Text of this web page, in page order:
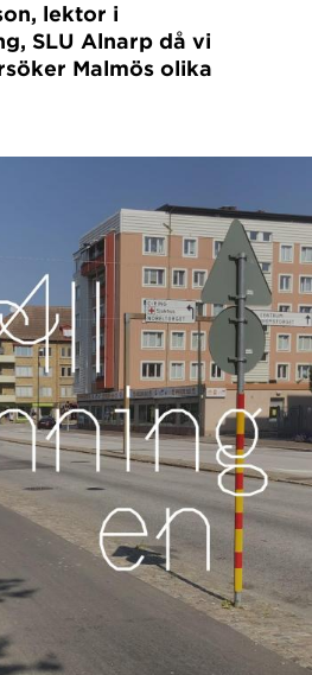
lektor i
SLU Alnarp då vi
Malmös olika